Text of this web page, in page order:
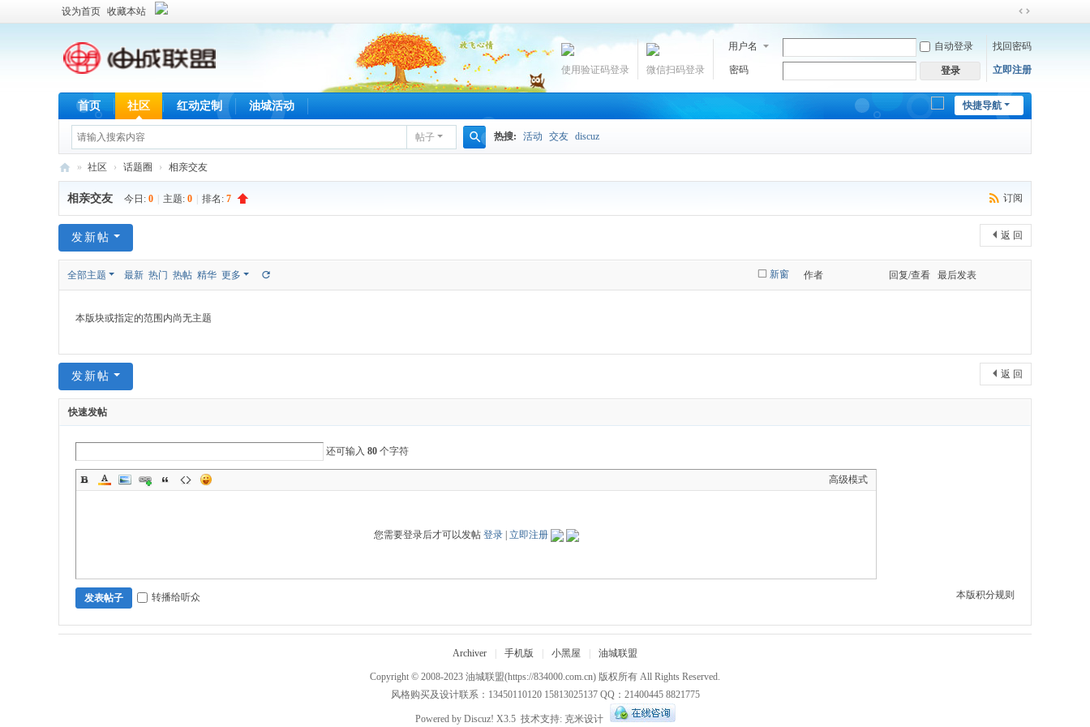
设为首页 收藏本站
切
换
到
宽
用户名 自动登录 找回密码
密码 登录 立即注册
微信扫码登录
使用验证码登录
快捷导航
首页 社区 红动定制 油城活动
帖子
索
热搜: 活动 交友 discuz
油
城
盟
» 社区 › 话题圈 › 相亲交友
订阅
相亲交友 今日: 0 主题: 0 排名: 7
返 回
发新帖
新窗
全部主题 最新 热门 热帖 精华 更多 作者 回复/查看 最后发表
本版块或指定的范围内尚无主题
返 回
发新帖
快速发帖
还可输入 80 个字符
高级模式
您需要登录后才可以发帖 登录| 立即注册
本版积分规则
发表帖子 转播给听众
Archiver 手机版 小黑屋 油城联盟
Copyright © 2008-2023 油城联盟(https://834000.com.cn) 版权所有 All Rights Reserved.
风格购买及设计联系：13450110120 15813025137 QQ：21400445 8821775
Powered by Discuz! X3.5 技术支持: 克米设计